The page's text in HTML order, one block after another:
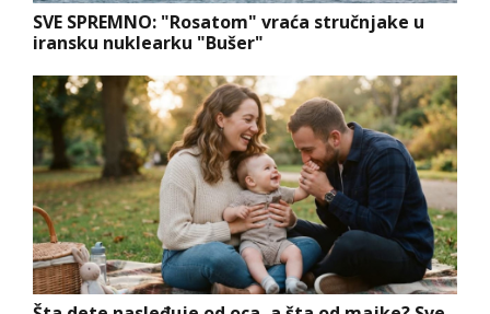
SVE SPREMNO: "Rosatom" vraća stručnjake u
iransku nuklearku "Bušer"